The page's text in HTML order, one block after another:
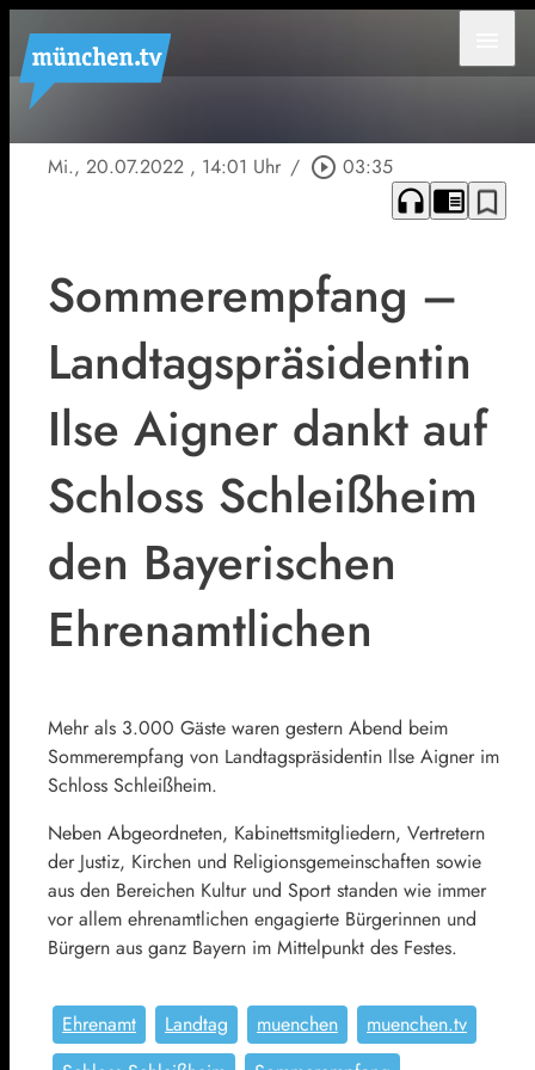
Mi., 20.07.2022 , 14:01 Uhr / play_circle_outline 03:35
headphones chrome_reader_mode bookmark_border
Sommerempfang –
Landtagspräsidentin
Ilse Aigner dankt auf
Schloss Schleißheim
den Bayerischen
Ehrenamtlichen
Mehr als 3.000 Gäste waren gestern Abend beim
Sommerempfang von Landtagspräsidentin Ilse Aigner im
Schloss Schleißheim.
Neben Abgeordneten, Kabinettsmitgliedern, Vertretern
der Justiz, Kirchen und Religionsgemeinschaften sowie
aus den Bereichen Kultur und Sport standen wie immer
vor allem ehrenamtlichen engagierte Bürgerinnen und
Bürgern aus ganz Bayern im Mittelpunkt des Festes.
Ehrenamt Landtag muenchen
muenchen.tv